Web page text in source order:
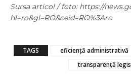
Sursa articol / foto: https://
hl=ro&gl=RO&ceid=RO%3Aro
TAGS eficiență administrativă
transparență